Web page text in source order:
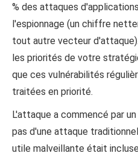
% des attaques
l'espionnage (un chiffre
tout autre vecteur
les priorités de votre
que ces vulnérabilités
traitées en priorité.
L'attaque a commencé par
pas d'une attaque
utile malveillante était